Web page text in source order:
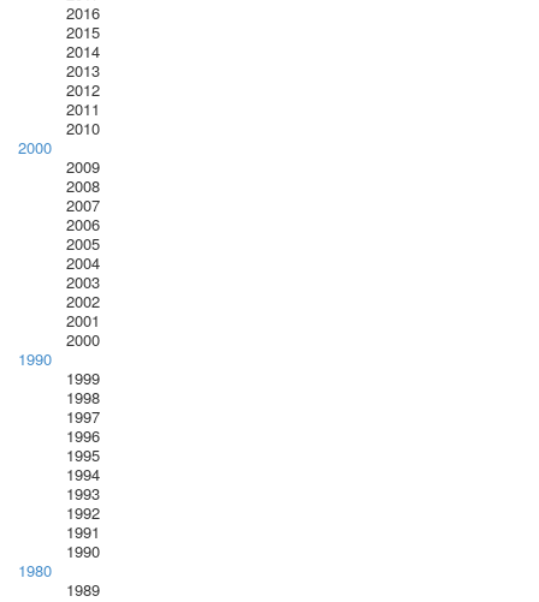
2016
2015
2014
2013
2012
2011
2010
2000
2009
2008
2007
2006
2005
2004
2003
2002
2001
2000
1990
1999
1998
1997
1996
1995
1994
1993
1992
1991
1990
1980
1989